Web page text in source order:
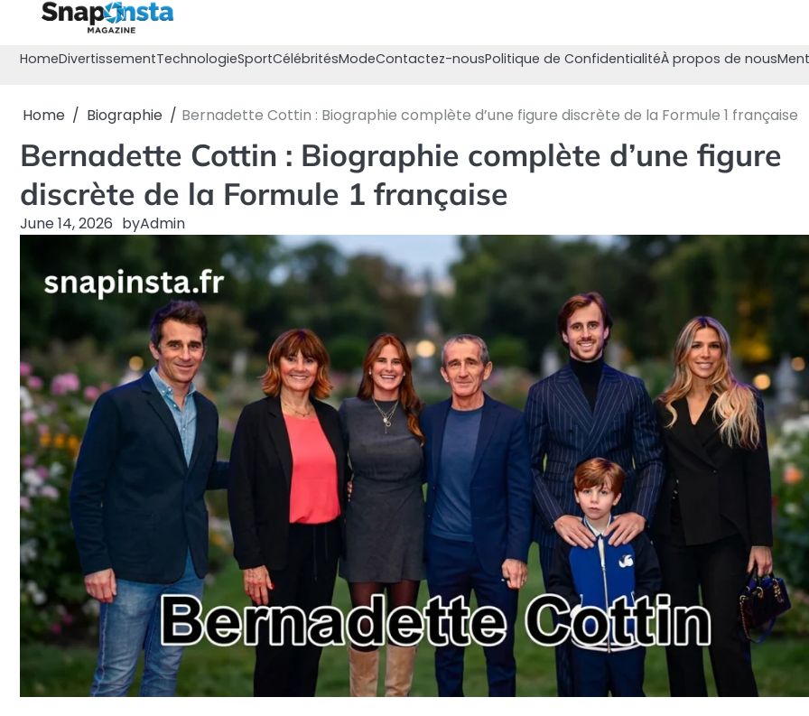
content
HomeDivertissementTechnologieSportCélébritésModeContactez-nousPolitique de ConfidentialitéÀ propos de nous
Home Biographie Bernadette Cottin : Biographie complète d’une figure discrète de la Formule 1 française
Bernadette Cottin : Biographie complète d’une figure
discrète de la Formule 1 française
June 14, 2026 byAdmin